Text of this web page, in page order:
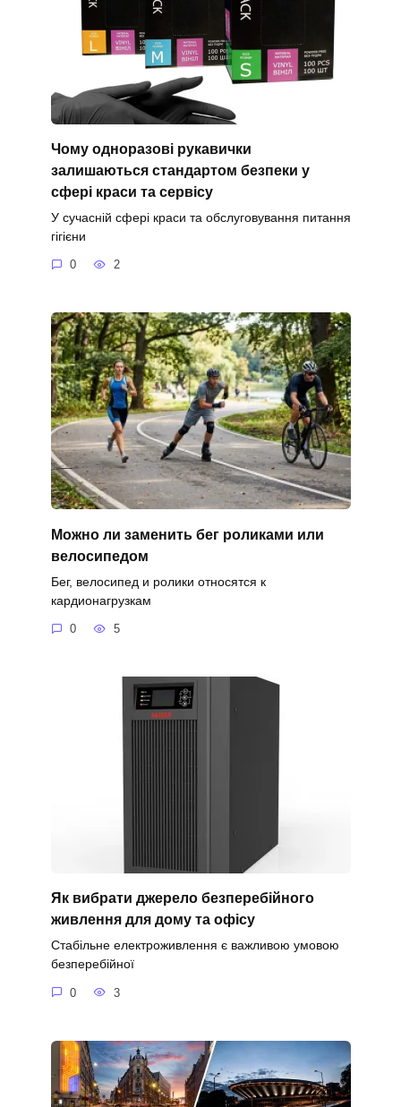
Чому одноразові рукавички
залишаються стандартом безпеки у
сфері краси та сервісу
У сучасній сфері краси та обслуговування питання
гігієни
0 2
Можно ли заменить бег роликами или
велосипедом
Бег, велосипед и ролики относятся к
кардионагрузкам
0 5
Як вибрати джерело безперебійного
живлення для дому та офісу
Стабільне електроживлення є важливою умовою
безперебійної
0 3